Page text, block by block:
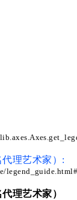
理艺术家） :
理艺术家）